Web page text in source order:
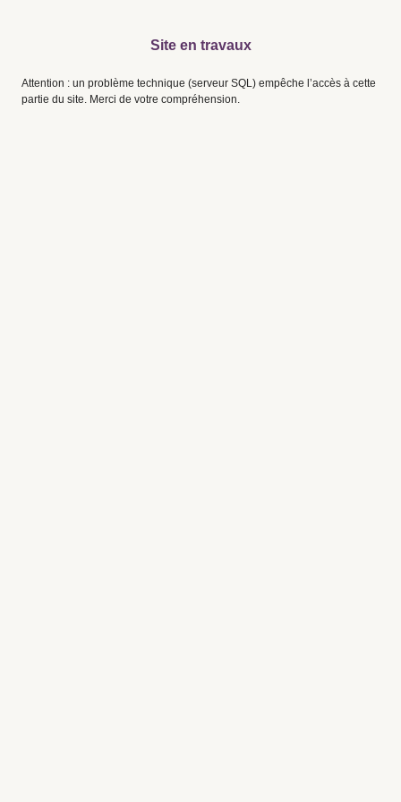
Site en travaux
Attention : un problème technique (serveur SQL) empêche l’accès à cette
partie du site. Merci de votre compréhension.